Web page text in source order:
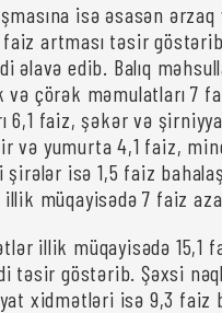
isə əsasən
artması təsir
əlavə edib. Balıq
və çörək məmulatları 7
6,1 faiz, şəkər və
və yumurta 4,1 faiz,
isə 1,5 faiz
müqayisədə 7 faiz
illik müqayisədə 15,1
təsir göstərib. Şəxsi
xidmətləri isə 9,3 faiz